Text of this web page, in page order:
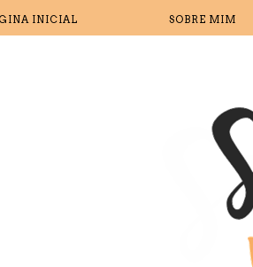
INICIAL SOBRE MIM